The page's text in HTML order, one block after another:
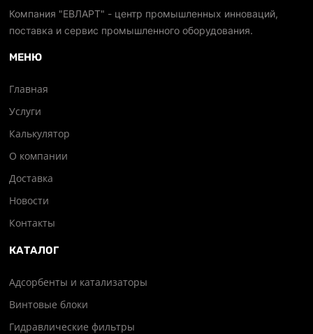
Компания "ЕВЛАРТ" - центр промышленных инноваций,
поставка и сервис промышленного оборудования.
МЕНЮ
Главная
Услуги
Калькулятор
О компании
Доставка
Новости
Контакты
КАТАЛОГ
Адсорбенты и катализаторы
Винтовые блоки
Гидравлические фильтры